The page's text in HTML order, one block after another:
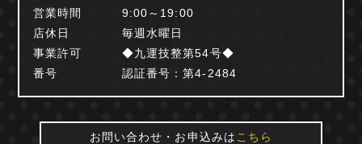
営業時間
9:00～19:00
店休日
毎週水曜日
事業許可
番号
◆九運技整第54号◆
認証番号：第4-2484
お問い合わせ・お申込みは こちら